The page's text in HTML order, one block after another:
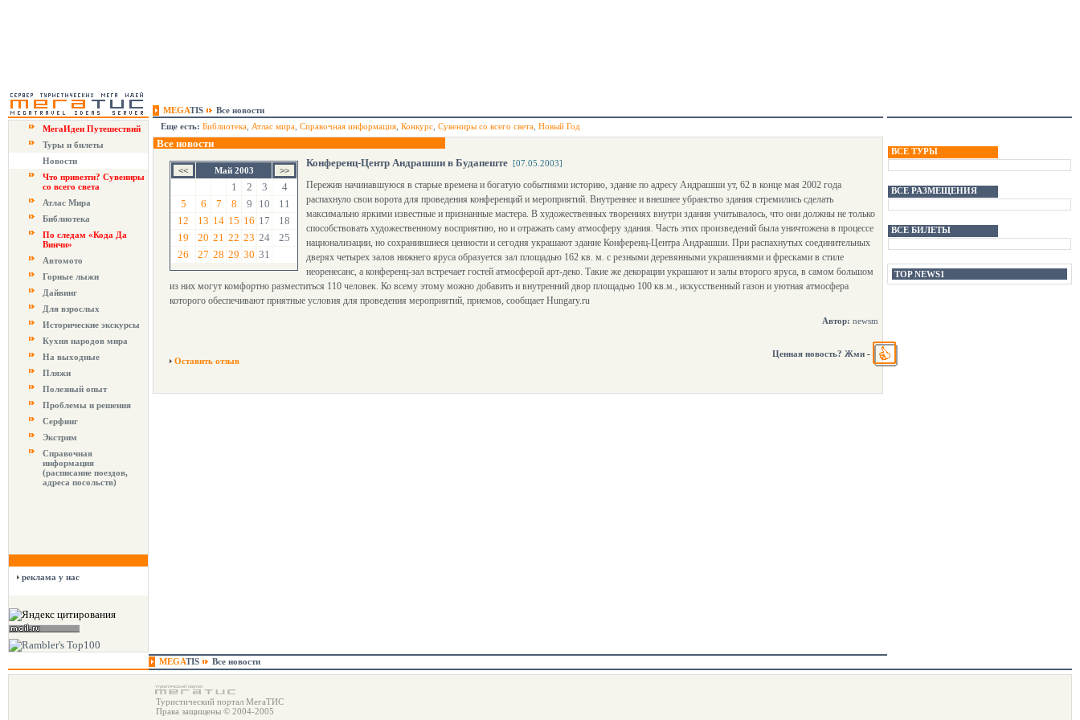
MEGATIS
Все новости
МегаИдеи Путешествий
Туры и билеты
Новости
Что привезти? Сувениры
со всего света
Атлас Мира
Библиотека
По следам «Кода Да
Винчи»
Автомото
Горные лыжи
Дайвинг
Для взрослых
Исторические экскурсы
Кухня народов мира
На выходные
Пляжи
Полезный опыт
Проблемы и решения
Серфинг
Экстрим
Справочная
информация
(расписание поездов,
адреса посольств)
реклама у нас
Еще есть: Библиотека Атлас мира Справочная информация Конкурс Сувениры со всего света Новый Год
Все новости
Май 2003
1 2 3
4
5
6 7 8 9 10
11
12
13 14 15 16 17
18
19
20 21 22 23 24
25
26
27 28 29 30 31
Конференц-Центр Андрашши в Будапеште [07.05.2003]
Пережив начинавшуюся в старые времена и богатую событиями историю, здание по адресу Андрашши ут, 62 в конце мая 2002 года
распахнуло свои ворота для проведения конференций и мероприятий. Внутреннее и внешнее убранство здания стремились сделать
максимально яркими известные и признанные мастера. В художественных творениях внутри здания учитывалось, что они должны не только
способствовать художественному восприятию, но и отражать саму атмосферу здания. Часть этих произведений была уничтожена в процессе
национализации, но сохранившиеся ценности и сегодня украшают здание Конференц-Центра Андрашши. При распахнутых соединительных
дверях четырех залов нижнего яруса образуется зал площадью 162 кв. м. с резными деревянными украшениями и фресками в стиле
неоренесанс, а конференц-зал встречает гостей атмосферой арт-деко. Такие же декорации украшают и залы второго яруса, в самом большом
из них могут комфортно разместиться 110 человек. Ко всему этому можно добавить и внутренний двор площадью 100 кв.м., искусственный газон и уютная атмосфера
которого обеспечивают приятные условия для проведения мероприятий, приемов, сообщает Hungary.ru
Автор: newsm
Оставить отзыв
Ценная новость? Жми -
ВСЕ ТУРЫ
ВСЕ РАЗМЕЩЕНИЯ
ВСЕ БИЛЕТЫ
TOP NEWS1
MEGATIS Все новости
Туристический портал МегаТИС
Права защищены © 2004-2005